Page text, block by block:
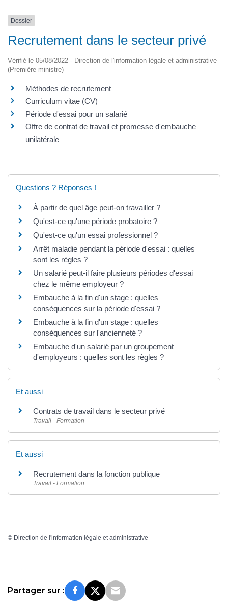
Dossier
Recrutement dans le secteur privé
Vérifié le 05/08/2022 - Direction de l'information légale et administrative
(Première ministre)
Méthodes de recrutement
Curriculum vitae (CV)
Période d'essai pour un salarié
Offre de contrat de travail et promesse d'embauche
unilatérale
Questions ? Réponses !
À partir de quel âge peut-on travailler ?
Qu'est-ce qu'une période probatoire ?
Qu'est-ce qu'un essai professionnel ?
Arrêt maladie pendant la période d'essai : quelles
sont les règles ?
Un salarié peut-il faire plusieurs périodes d'essai
chez le même employeur ?
Embauche à la fin d'un stage : quelles
conséquences sur la période d'essai ?
Embauche à la fin d'un stage : quelles
conséquences sur l'ancienneté ?
Embauche d'un salarié par un groupement
d'employeurs : quelles sont les règles ?
Et aussi
Contrats de travail dans le secteur privé
Travail - Formation
Et aussi
Recrutement dans la fonction publique
Travail - Formation
© Direction de l'information légale et administrative
Partager sur :